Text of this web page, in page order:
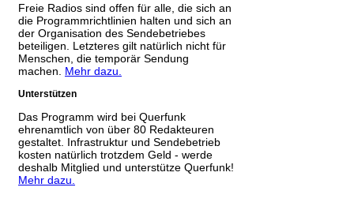
Freie Radios sind offen für alle, die sich an
die Programmrichtlinien halten und sich an
der Organisation des Sendebetriebes
beteiligen. Letzteres gilt natürlich nicht für
Menschen, die temporär Sendung
machen. Mehr dazu.
Unterstützen
Das Programm wird bei Querfunk
ehrenamtlich von über 80 Redakteuren
gestaltet. Infrastruktur und Sendebetrieb
kosten natürlich trotzdem Geld - werde
deshalb Mitglied und unterstütze Querfunk!
Mehr dazu.